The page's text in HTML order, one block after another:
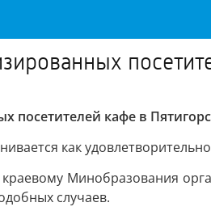
посетителей кафе в
как
Минобразования
случаев.